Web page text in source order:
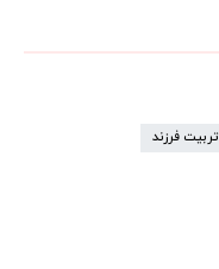
تربیت فرزند